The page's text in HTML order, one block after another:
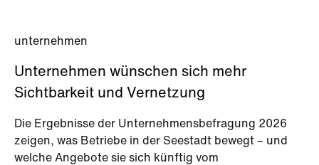
unternehmen
Unternehmen wünschen sich mehr
Sichtbarkeit und Vernetzung
Die Ergebnisse der Unternehmensbefragung 2026
zeigen, was Betriebe in der Seestadt bewegt – und
welche Angebote sie sich künftig vom